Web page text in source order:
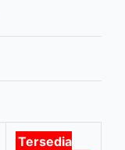
Tersedia